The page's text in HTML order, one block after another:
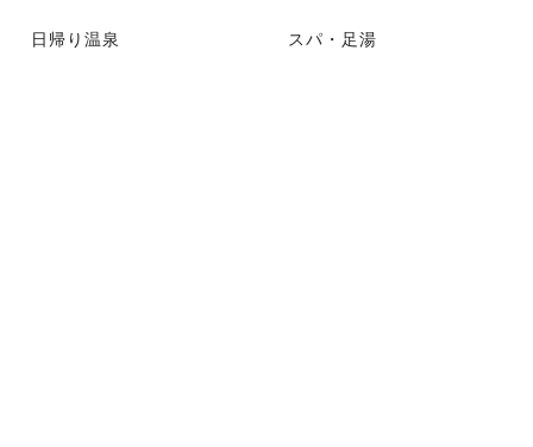
日帰り温泉 スパ・足湯